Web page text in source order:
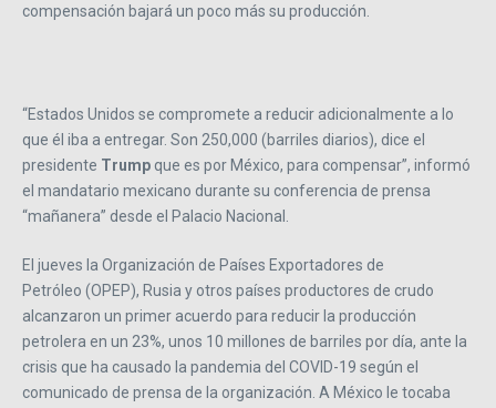
compensación bajará un poco más su producción.
“Estados Unidos se compromete a reducir adicionalmente a lo
que él iba a entregar. Son 250,000 (barriles diarios), dice el
presidente Trump que es por México, para compensar”, informó
el mandatario mexicano durante su conferencia de prensa
“mañanera” desde el Palacio Nacional.
El jueves la Organización de Países Exportadores de
Petróleo (OPEP), Rusia y otros países productores de crudo
alcanzaron un primer acuerdo para reducir la producción
petrolera en un 23%, unos 10 millones de barriles por día, ante la
crisis que ha causado la pandemia del COVID-19 según el
comunicado de prensa de la organización. A México le tocaba